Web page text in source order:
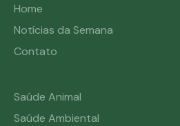
Home
Notícias da Semana
Contato
Saúde Animal
Saúde Ambiental